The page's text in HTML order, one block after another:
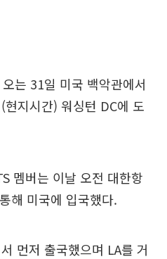
는 31일 미국 백악관에서
지시간) 워싱턴 DC에 도
멤버는 이날 오전 대한항
해 미국에 입국했다.
먼저 출국했으며 LA를 거